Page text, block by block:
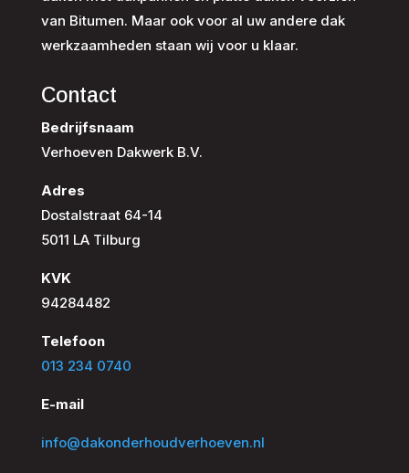
van Bitumen. Maar ook voor al uw andere dak
werkzaamheden staan wij voor u klaar.
Contact
Bedrijfsnaam
Verhoeven Dakwerk B.V.
Adres
Dostalstraat 64-14
5011 LA Tilburg
KVK
94284482
Telefoon
013 234 0740
E-mail
info@dakonderhoudverhoeven.nl